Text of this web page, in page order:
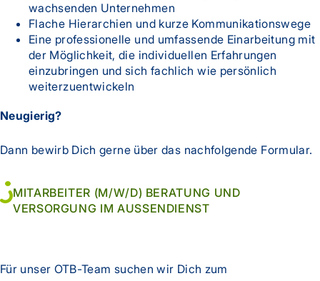
wachsenden Unternehmen
Flache Hierarchien und kurze Kommunikationswege
Eine professionelle und umfassende Einarbeitung mit
der Möglichkeit, die individuellen Erfahrungen
einzubringen und sich fachlich wie persönlich
weiterzuentwickeln
Neugierig?
Dann bewirb Dich gerne über das nachfolgende Formular.
MITARBEITER (M/W/D) BERATUNG UND
VERSORGUNG IM AUSSENDIENST
Für unser OTB-Team suchen wir Dich zum